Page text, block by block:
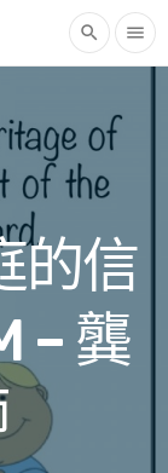
search menu
的信
– 龔